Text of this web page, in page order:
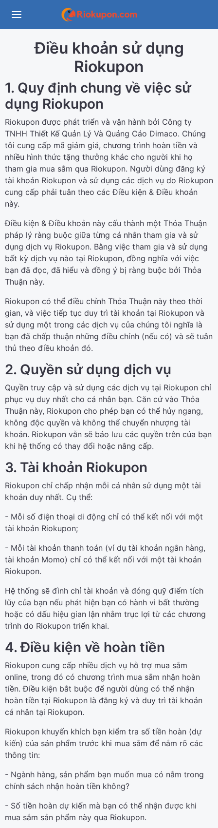
Điều khoản sử dụng
Riokupon
1. Quy định chung về việc sử
dụng Riokupon
Riokupon được phát triển và vận hành bởi Công ty
TNHH Thiết Kế Quản Lý Và Quảng Cáo Dimaco. Chúng
tôi cung cấp mã giảm giá, chương trình hoàn tiền và
nhiều hình thức tặng thưởng khác cho người khi họ
tham gia mua sắm qua Riokupon. Người dùng đăng ký
tài khoản Riokupon và sử dụng các dịch vụ do Riokupon
cung cấp phải tuân theo các Điều kiện & Điều khoản
này.
Điều kiện & Điều khoản này cấu thành một Thỏa Thuận
pháp lý ràng buộc giữa từng cá nhân tham gia và sử
dụng dịch vụ Riokupon. Bằng việc tham gia và sử dụng
bất kỳ dịch vụ nào tại Riokupon, đồng nghĩa với việc
bạn đã đọc, đã hiểu và đồng ý bị ràng buộc bởi Thỏa
Thuận này.
Riokupon có thể điều chỉnh Thỏa Thuận này theo thời
gian, và việc tiếp tục duy trì tài khoản tại Riokupon và
sử dụng một trong các dịch vụ của chúng tôi nghĩa là
bạn đã chấp thuận những điều chỉnh (nếu có) và sẽ tuân
thủ theo điều khoản đó.
2. Quyền sử dụng dịch vụ
Quyền truy cập và sử dụng các dịch vụ tại Riokupon chỉ
phục vụ duy nhất cho cá nhân bạn. Căn cứ vào Thỏa
Thuận này, Riokupon cho phép bạn có thể hủy ngang,
không độc quyền và không thể chuyển nhượng tài
khoản. Riokupon vẫn sẽ bảo lưu các quyền trên của bạn
khi hệ thống có thay đổi hoặc nâng cấp.
3. Tài khoản Riokupon
Riokupon chỉ chấp nhận mỗi cá nhân sử dụng một tài
khoản duy nhất. Cụ thể:
- Mỗi số điện thoại di động chỉ có thể kết nối với một
tài khoản Riokupon;
- Mỗi tài khoản thanh toán (ví dụ tài khoản ngân hàng,
tài khoản Momo) chỉ có thể kết nối với một tài khoản
Riokupon.
Hệ thống sẽ đình chỉ tài khoản và đóng quỹ điểm tích
lũy của bạn nếu phát hiện bạn có hành vi bất thường
hoặc có dấu hiệu gian lận nhằm trục lợi từ các chương
trình do Riokupon triển khai.
4. Điều kiện về hoàn tiền
Riokupon cung cấp nhiều dịch vụ hỗ trợ mua sắm
online, trong đó có chương trình mua sắm nhận hoàn
tiền. Điều kiện bắt buộc để người dùng có thể nhận
hoàn tiền tại Riokupon là đăng ký và duy trì tài khoản
cá nhân tại Riokupon.
Riokupon khuyến khích bạn kiểm tra số tiền hoàn (dự
kiến) của sản phẩm trước khi mua sắm để nắm rõ các
thông tin:
- Ngành hàng, sản phẩm bạn muốn mua có nằm trong
chính sách nhận hoàn tiền không?
- Số tiền hoàn dự kiến mà bạn có thể nhận được khi
mua sắm sản phẩm này qua Riokupon.